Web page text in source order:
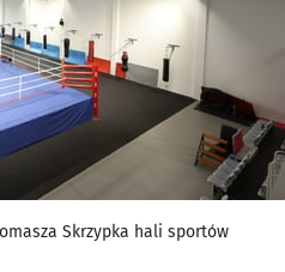
Skrzypka hali sportów